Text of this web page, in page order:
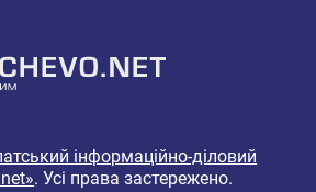
інформаційно-діловий
. Усі права застережено.